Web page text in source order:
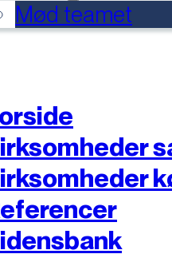
Mød teamet